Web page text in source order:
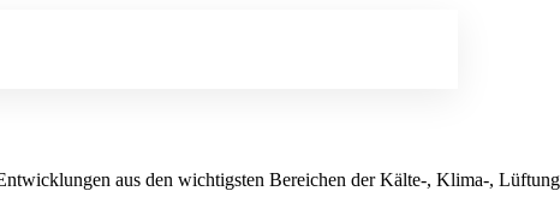
aus den wichtigsten Bereichen der Kälte-, Klima-,